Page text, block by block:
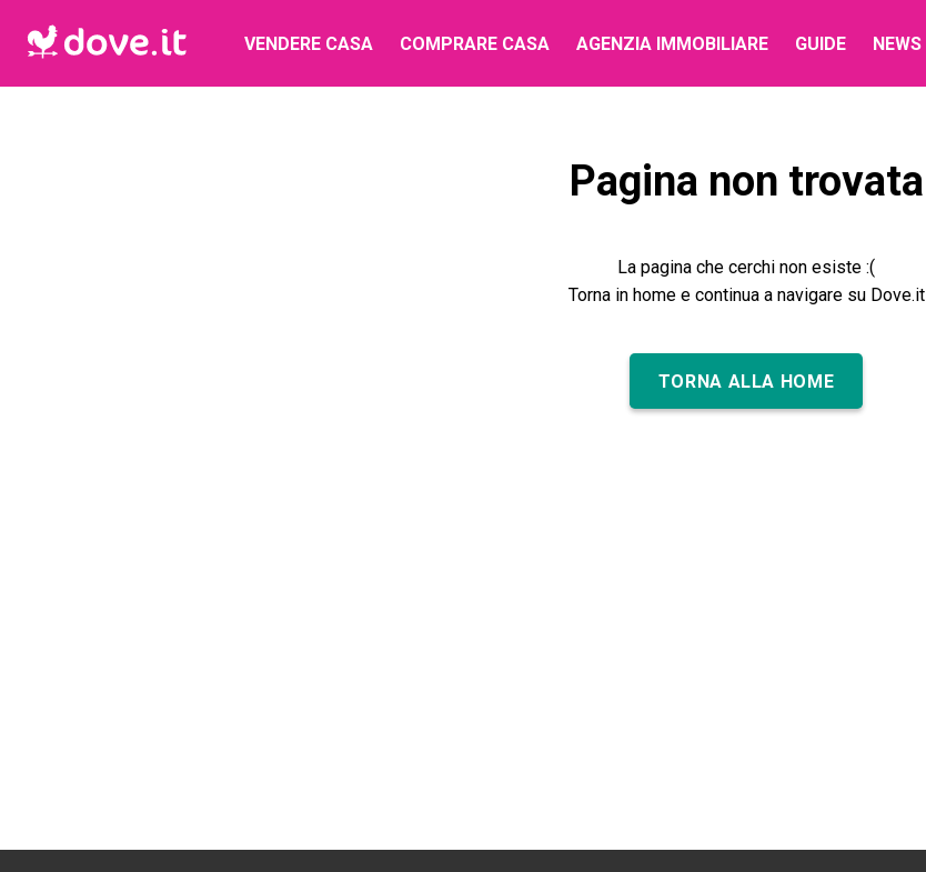
VENDERE CASA COMPRARE CASA AGENZIA IMMOBILIARE GUIDE NEWS
Pagina non trovata
La pagina che cerchi non esiste :(
Torna in home e continua a navigare su Dove.it
TORNA ALLA HOME